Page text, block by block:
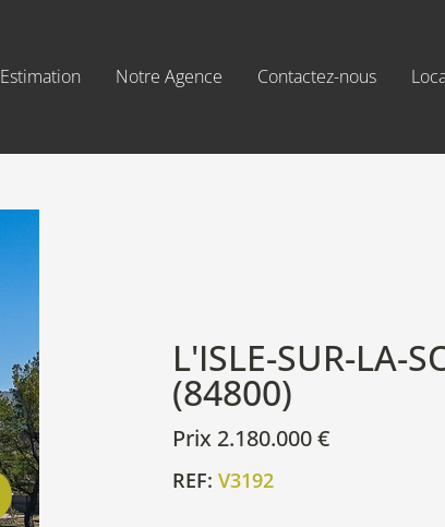
Estimation Notre Agence Contactez-nous
L'ISLE-SUR-LA-
(84800)
Prix 2.180.000 €
REF: V3192